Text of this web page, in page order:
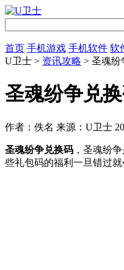
首页 手机游戏 手机软件 软
U卫士 > 资讯攻略 > 圣魂纷
圣魂纷争兑
作者：佚名 来源：U卫士
圣魂纷争兑换码 ，圣魂纷
些礼包码的福利一旦错过就